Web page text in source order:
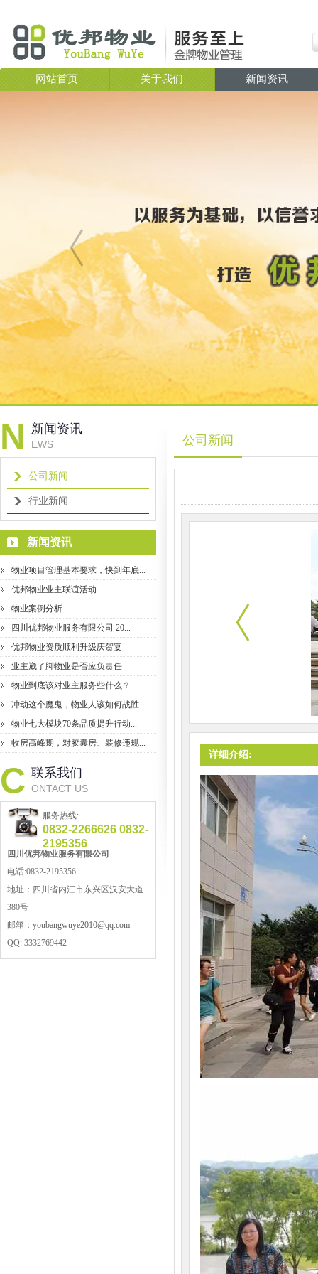
网站首页 关于我们 新闻资讯
N 新闻资讯
EWS
公司新闻
行业新闻
新闻资讯
物业项目管理基本要求，快到年底...
优邦物业业主联谊活动
物业案例分析
四川优邦物业服务有限公司 20...
优邦物业资质顺利升级庆贺宴
业主崴了脚物业是否应负责任
物业到底该对业主服务些什么？
冲动这个魔鬼，物业人该如何战胜...
物业七大模块70条品质提升行动...
收房高峰期，对胶囊房、装修违规...
C 联系我们
ONTACT US
服务热线:
0832-2266626 0832-
2195356
四川优邦物业服务有限公司
电话:0832-2195356
地址： 四川省内江市东兴区汉安大道
380号
邮箱： youbangwuye2010@qq.com
QQ: 3332769442
公司新闻
详细介绍: